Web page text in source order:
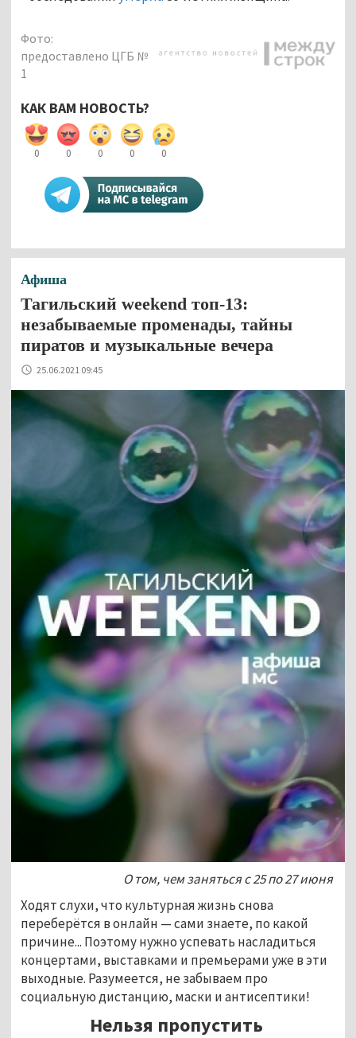
Фото:
предоставлено ЦГБ №
1
КАК ВАМ НОВОСТЬ?
0 0 0 0 0
Афиша
Тагильский weekend топ-13:
незабываемые променады, тайны
пиратов и музыкальные вечера
25.06.2021 09:45
О том, чем заняться с 25 по 27 июня
Ходят слухи, что культурная жизнь снова
переберётся в онлайн — сами знаете, по какой
причине... Поэтому нужно успевать насладиться
концертами, выставками и премьерами уже в эти
выходные. Разумеется, не забываем про
социальную дистанцию, маски и антисептики!
Нельзя пропустить